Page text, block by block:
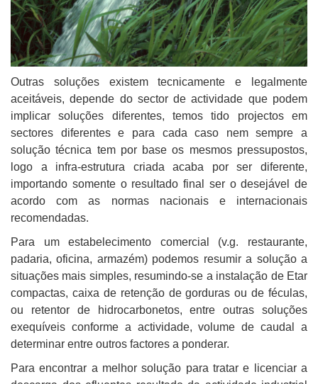
Outras soluções existem tecnicamente e legalmente
aceitáveis, depende do sector de actividade que podem
implicar soluções diferentes, temos tido projectos em
sectores diferentes e para cada caso nem sempre a
solução técnica tem por base os mesmos pressupostos,
logo a infra-estrutura criada acaba por ser diferente,
importando somente o resultado final ser o desejável de
acordo com as normas nacionais e internacionais
recomendadas.
Para um estabelecimento comercial (v.g. restaurante,
padaria, oficina, armazém) podemos resumir a solução a
situações mais simples, resumindo-se a instalação de Etar
compactas, caixa de retenção de gorduras ou de féculas,
ou retentor de hidrocarbonetos, entre outras soluções
exequíveis conforme a actividade, volume de caudal a
determinar entre outros factores a ponderar.
Para encontrar a melhor solução para tratar e licenciar a